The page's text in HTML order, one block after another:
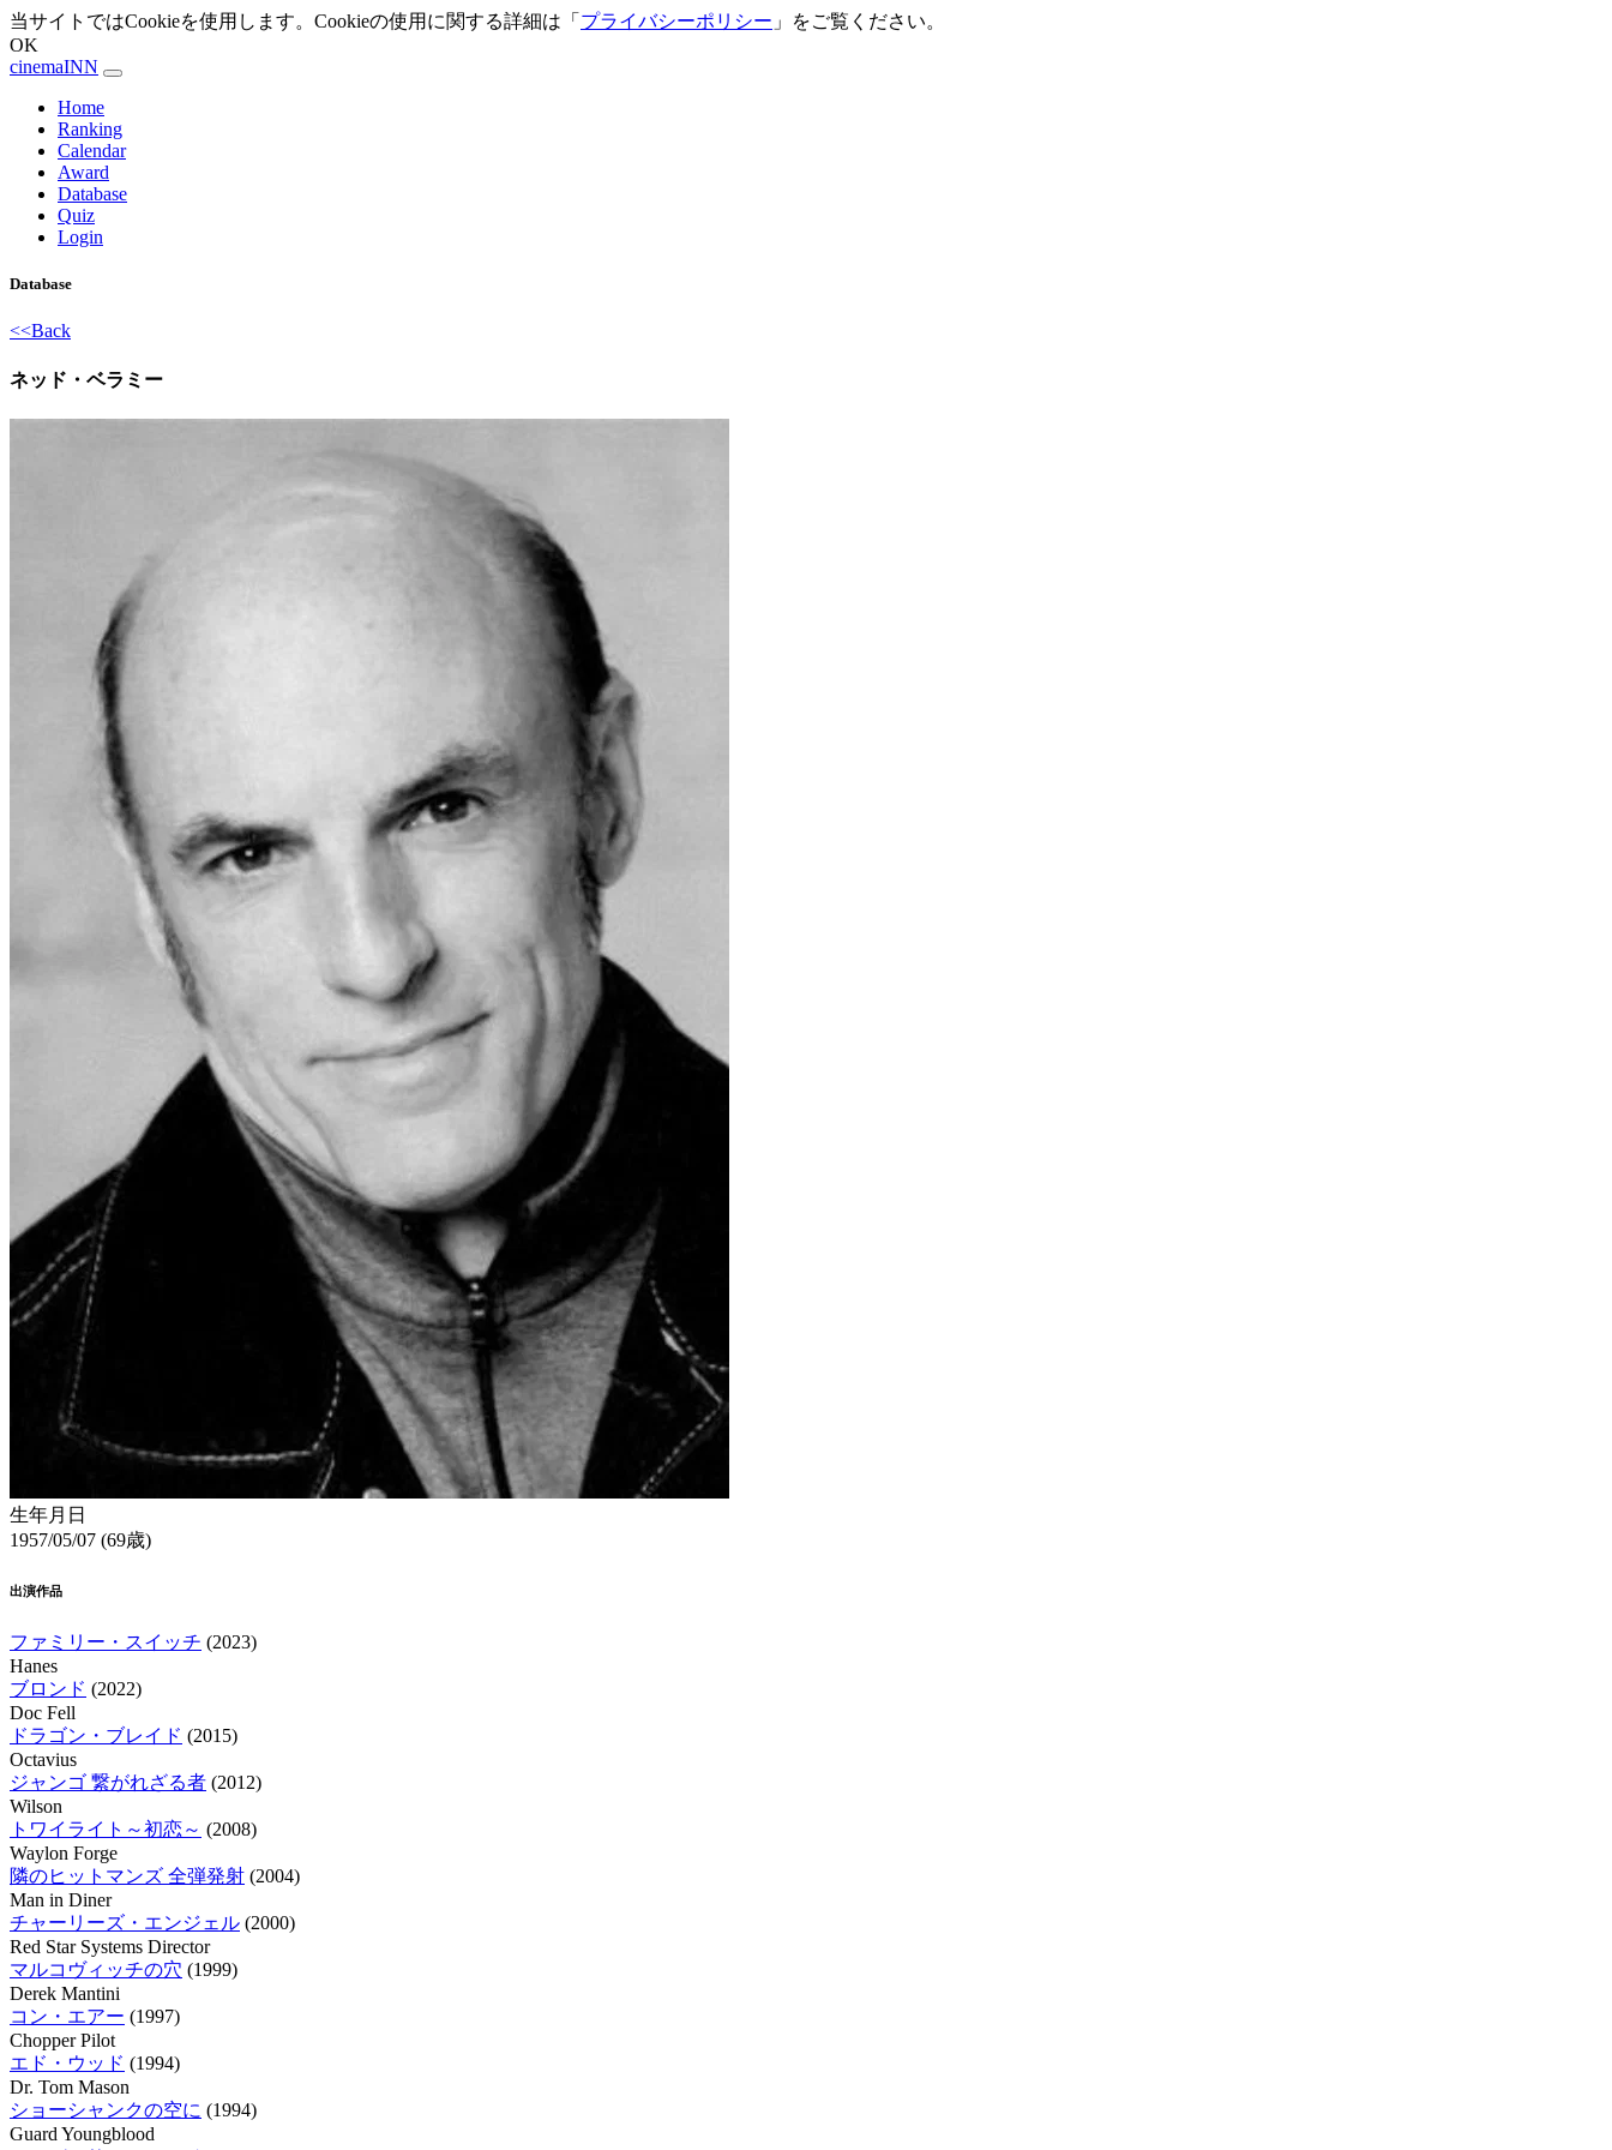
当サイトではCookieを使用します。Cookieの使用に関する詳細は「 プライバシーポリシー 」をご覧ください。
OK
cinemaINN
Home
Ranking
Calendar
Award
Database
Quiz
Login
Database
<<Back
ネッド・ベラミー
生年月日
1957/05/07 (69歳)
出演作品
ファミリー・スイッチ (2023)
Hanes
ブロンド (2022)
Doc Fell
ドラゴン・ブレイド (2015)
Octavius
ジャンゴ 繋がれざる者 (2012)
Wilson
トワイライト～初恋～ (2008)
Waylon Forge
隣のヒットマンズ 全弾発射 (2004)
Man in Diner
チャーリーズ・エンジェル (2000)
Red Star Systems Director
マルコヴィッチの穴 (1999)
Derek Mantini
コン・エアー (1997)
Chopper Pilot
エド・ウッド (1994)
Dr. Tom Mason
ショーシャンクの空に (1994)
Guard Youngblood